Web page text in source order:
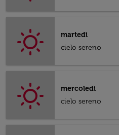
martedì
cielo sereno
mercoledì
cielo sereno